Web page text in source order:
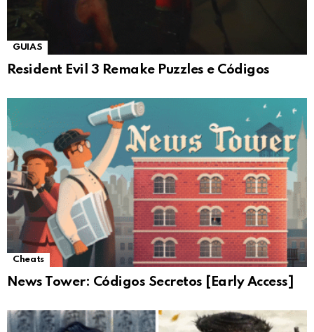
GUIAS
Resident Evil 3 Remake Puzzles e Códigos
Cheats
News Tower: Códigos Secretos [Early Access]